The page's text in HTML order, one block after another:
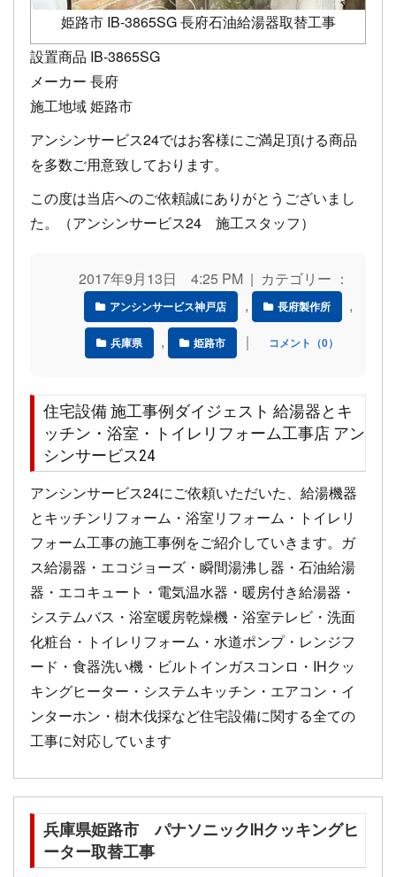
姫路市 IB-3865SG 長府石油給湯器取替工事
設置商品 IB-3865SG
メーカー 長府
施工地域 姫路市
アンシンサービス24ではお客様にご満足頂ける商品
を多数ご用意致しております。
この度は当店へのご依頼誠にありがとうございまし
た。（アンシンサービス24 施工スタッフ）
2017年9月13日 4:25 PM | カテゴリー ：
アンシンサービス神戸店 , 長府製作所 ,
兵庫県 , 姫路市 ｜ コメント（0）
住宅設備 施工事例ダイジェスト 給湯器とキ
ッチン・浴室・トイレリフォーム工事店 アン
シンサービス24
アンシンサービス24にご依頼いただいた、給湯機器
とキッチンリフォーム・浴室リフォーム・トイレリ
フォーム工事の施工事例をご紹介していきます。ガ
ス給湯器・エコジョーズ・瞬間湯沸し器・石油給湯
器・エコキュート・電気温水器・暖房付き給湯器・
システムバス・浴室暖房乾燥機・浴室テレビ・洗面
化粧台・トイレリフォーム・水道ポンプ・レンジフ
ード・食器洗い機・ビルトインガスコンロ・IHクッ
キングヒーター・システムキッチン・エアコン・イ
ンターホン・樹木伐採など住宅設備に関する全ての
工事に対応しています
兵庫県姫路市 パナソニックIHクッキングヒ
ーター取替工事